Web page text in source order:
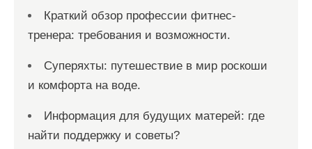
Краткий обзор профессии фитнес-
тренера: требования и возможности.
Суперяхты: путешествие в мир роскоши
и комфорта на воде.
Информация для будущих матерей: где
найти поддержку и советы?